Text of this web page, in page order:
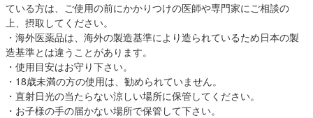
ている方は、ご使用の前にかかりつけの医師や専門家にご相談の
上、摂取してください。
・海外医薬品は、海外の製造基準により造られているため日本の製
造基準とは違うことがあります。
・使用目安はお守り下さい。
・18歳未満の方の使用は、勧められていません。
・直射日光の当たらない涼しい場所に保管してください。
・お子様の手の届かない場所で保管して下さい。